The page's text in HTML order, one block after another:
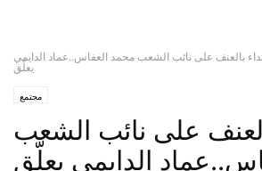
بالعنف على نائب الشعب محمد العفاس..عماد الدايمي
يعلّق
مجتمع
على نائب الشعب
الدايمي يعلّق